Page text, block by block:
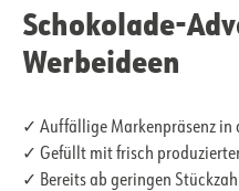
Schokolade-
Werbeideen
✓ Auffällige Markenpräsenz in
✓ Gefüllt mit frisch
✓ Bereits ab geringen